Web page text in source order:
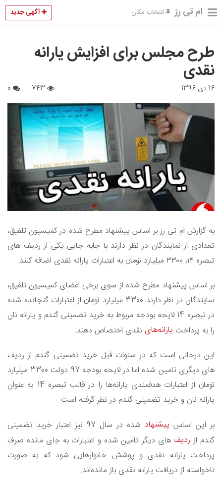
ام تی رز انتخاب مکان آگهی جدید
طرح مجلس برای افزایش یارانه
نقدی
16 دی 1396
به گزارش ام تی رز بر اساس پیشنهاد مطرح شده در کمیسیون تلفیق،
تعدادی از نمایندگان در نظر دارند با جابه جایی یکی از ردیف های
تبصره ۱۴، ۳۳۰۰ میلیارد تومان به اعتبارات یارانه نقدی اضافه کنند.
بر اساس پیشنهاد مطرح شده از سوی برخی اعضای کمیسیون تلفیق،
نمایندگان در نظر دارند 3300 میلیارد تومان از اعتبارات گنجانده شده
در تبصره 14 لایحه بودجه مربوط به خرید تضمینی گندم و یارانه نان
را به پرداخت یارانه‌های نقدی اختصاص دهند.
این درحالی است که در سنوات قبل خرید تضمینی گندم از ردیف
های دیگری تامین شده اما در لایحه بودجه 97 دولت 3300 میلیارد
تومان از اعتبارات هدفمندی یارانه‌ها را در قالب تبصره 14 به عنوان
یارانه نان و خرید تضمینی گندم در نظر گرفته است.
بر این اساس پیشنهاد
شده در سال 97 نیز اعتبار خرید تضمینی
گندم از ردیفهای دیگر تامین شده و اعتبارات به جای مانده صرف
پرداخت یارانه نقدی و پوشش خانوارهایی شود که به صورت
ناخواسته از دریافت یارانه نقدی باز مانده‌اند.